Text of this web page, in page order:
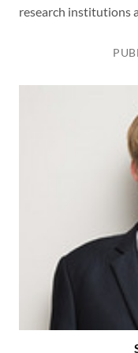
research institutions